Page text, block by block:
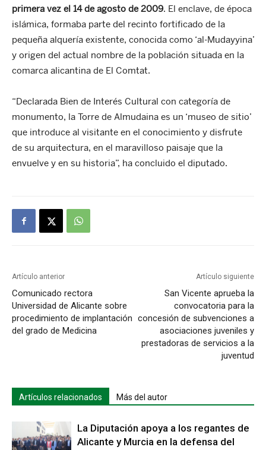
primera vez el 14 de agosto de 2009. El enclave, de época
islámica, formaba parte del recinto fortificado de la
pequeña alquería existente, conocida como ‘al-Mudayyina’
y origen del actual nombre de la población situada en la
comarca alicantina de El Comtat.
“Declarada Bien de Interés Cultural con categoría de
monumento, la Torre de Almudaina es un ‘museo de sitio’
que introduce al visitante en el conocimiento y disfrute
de su arquitectura, en el maravilloso paisaje que la
envuelve y en su historia”, ha concluido el diputado.
Artículo anterior
Comunicado rectora
Universidad de Alicante sobre
procedimiento de implantación
del grado de Medicina
Artículo siguiente
San Vicente aprueba la
convocatoria para la
concesión de subvenciones a
asociaciones juveniles y
prestadoras de servicios a la
juventud
Artículos relacionados Más del autor
La Diputación apoya a los regantes de
Alicante y Murcia en la defensa del